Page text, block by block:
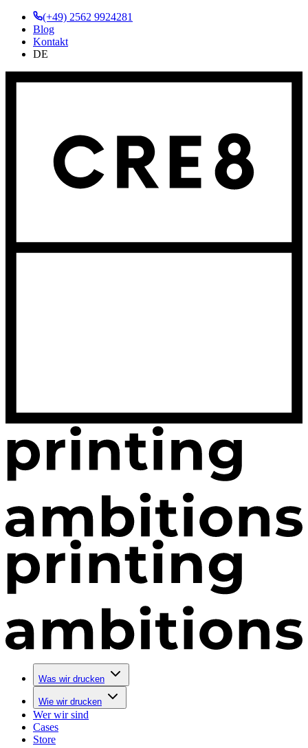
(+49) 2562 9924281
Blog
Kontakt
DE
Was wir drucken
Wie wir drucken
Wer wir sind
Cases
Store